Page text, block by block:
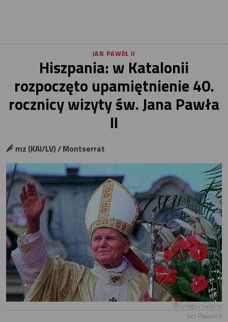
JAN PAWEŁ II
Hiszpania: w Katalonii
rozpoczęto upamiętnienie 40.
rocznicy wizyty św. Jana Pawła
II
mz (KAI/LV) / Montserrat
Grzegorz Gałązka
Jan Paweł II